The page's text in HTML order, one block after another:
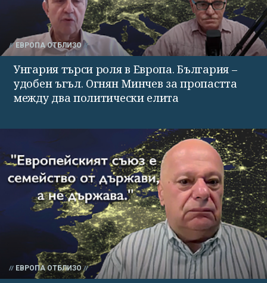
ЕВРОПА ОТБЛИЗО
Унгария търси роля в Европа. България –
удобен ъгъл. Огнян Минчев за пропастта
между два политически елита
ЕВРОПА ОТБЛИЗО